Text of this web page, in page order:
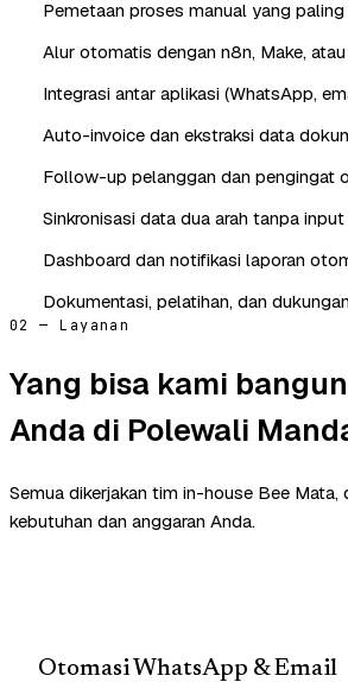
Pemetaan proses manual yang
Alur otomatis dengan n8n, Make,
Integrasi antar aplikasi (WhatsApp,
Auto-invoice dan ekstraksi data
Follow-up pelanggan dan pengingat
Sinkronisasi data dua arah tanpa
Dashboard dan notifikasi laporan
Dokumentasi, pelatihan, dan
02 — Layanan
Yang bisa kami
Anda di Polewali
Semua dikerjakan tim in-house Bee Mata,
kebutuhan dan anggaran Anda.
Otomasi WhatsApp & Email